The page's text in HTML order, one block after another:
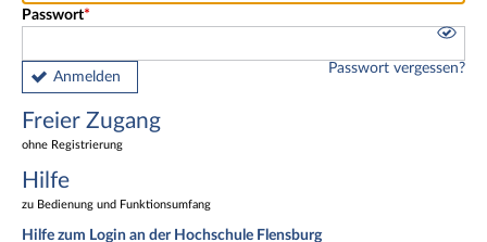
Passwort
Anmelden
Passwort vergessen?
Freier Zugang
ohne Registrierung
Hilfe
zu Bedienung und Funktionsumfang
Hilfe zum Login an der Hochschule Flensburg